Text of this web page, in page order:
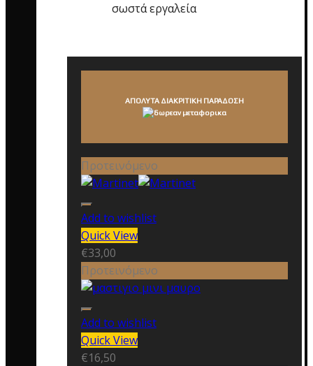
σωστά εργαλεία
ΑΠΟΛΥΤΑ ΔΙΑΚΡΙΤΙΚΗ ΠΑΡΑΔΟΣΗ
Προτεινόμενο
Add to wishlist
Quick View
€33,00
Προτεινόμενο
Add to wishlist
Quick View
€16,50